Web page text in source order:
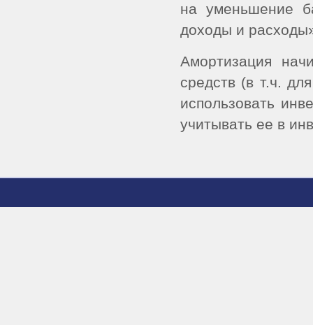
на уменьшение
доходы и
Амортизация
средств (в т.ч.
использовать
учитывать ее в